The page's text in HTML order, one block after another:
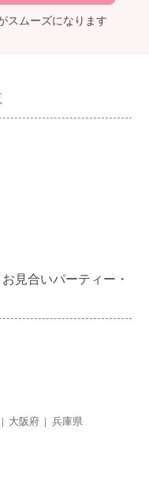
スムーズになります
見合いパーティー・
大阪府 兵庫県